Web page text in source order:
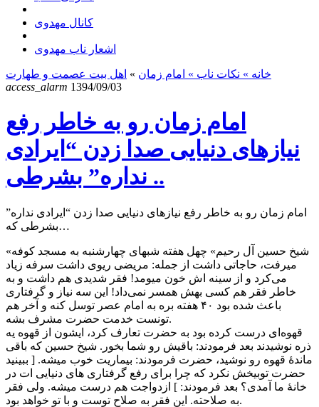
کانال مهدوی
اشعار ناب مهدوی
خانه » نکات ناب » امام زمان » اهل بیت عصمت و طهارت
access_alarm 1394/09/03
امام زمان رو به خاطر رفع
نیازهای دنیایی صدا زدن “ایرادی
نداره” بشرطی ..
امام زمان رو به خاطر رفع نیازهای دنیایی صدا زدن “ایرادی نداره”
بشرطی که…
«شيخ حسين آل رحيم» چهل هفته شبهای چهارشنبه به مسجد كوفه
ميرفت، حاجاتی داشت از جمله: مريضی ريوی داشت سرفه زياد
می‌كرد و از سينه اش خون ميومد! فقر شديدی هم داشت و به
خاطر فقر هم كسی بهش همسر نمی‌داد! اين سه نياز و گرفتاری
باعث شده بود ۴۰ هفته بره به امام عصر توسل كنه و آخر هم
تونست خدمت حضرت مشرف بشه.
قهوه‌ای درست كرده بود به حضرت تعارف کرد، ایشون از قهوه يه
ذره نوشیدند بعد فرمودند: باقیش رو شما بخور. شیخ حسین که باقی
ماندهٔ قهوه رو نوشید، حضرت فرمودند: بیماریت خوب میشه. [ ببينيد
حضرت توبيخش نكرد كه چرا برای رفع گرفتاری های دنیایی ات در
خانهٔ ما آمدی؟ بعد فرمودند: ] ازدواجت هم درست ميشه. ولی فقر
به صلاحته. این فقر به صلاح توست و با تو خواهد بود.